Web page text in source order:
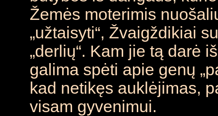
Žemės moterimis
„užtaisyti“, Žvaigždikiai
„derlių“. Kam jie tą darė
galima spėti apie genų
kad netikęs auklėjimas,
visam gyvenimui.